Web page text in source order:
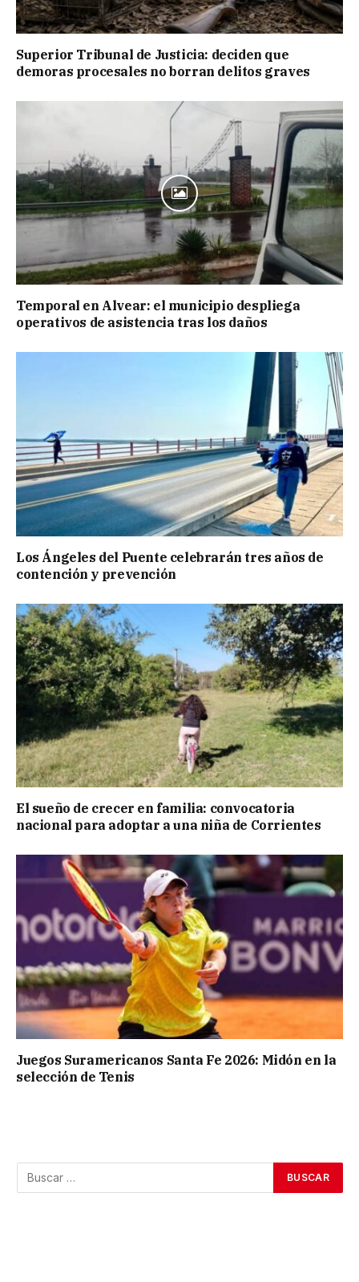
Superior Tribunal de Justicia: deciden que
demoras procesales no borran delitos graves
Temporal en Alvear: el municipio despliega
operativos de asistencia tras los daños
Los Ángeles del Puente celebrarán tres años de
contención y prevención
El sueño de crecer en familia: convocatoria
nacional para adoptar a una niña de Corrientes
Juegos Suramericanos Santa Fe 2026: Midón en la
selección de Tenis